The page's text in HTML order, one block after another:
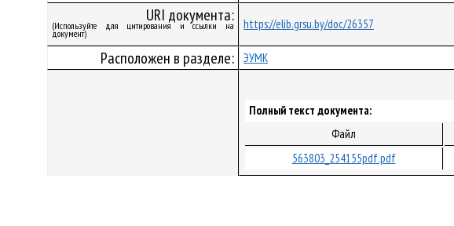
URI документа:
(Используйте для цитирования и ссылки на
документ)
https://elib.grsu.by/doc/26357
Расположен в разделе: ЭУМК
Полный текст документа:
Файл
563803_254155pdf.pdf